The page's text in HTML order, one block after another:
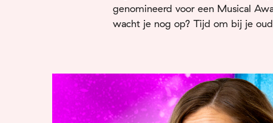
genomineerd voor een Musical
wacht je nog op? Tijd om bij je